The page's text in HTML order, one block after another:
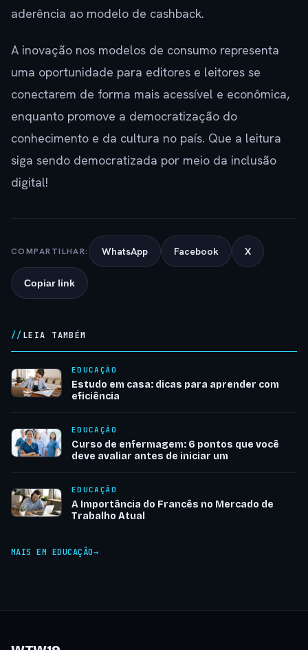
aderência ao modelo de cashback.
A inovação nos modelos de consumo representa
uma oportunidade para editores e leitores se
conectarem de forma mais acessível e econômica,
enquanto promove a democratização do
conhecimento e da cultura no país. Que a leitura
siga sendo democratizada por meio da inclusão
digital!
COMPARTILHAR: WhatsApp Facebook X
Copiar link
LEIA TAMBÉM
EDUCAÇÃO
Estudo em casa: dicas para aprender com
eficiência
EDUCAÇÃO
Curso de enfermagem: 6 pontos que você
deve avaliar antes de iniciar um
EDUCAÇÃO
A Importância do Francês no Mercado de
Trabalho Atual
MAIS EM EDUCAÇÃO